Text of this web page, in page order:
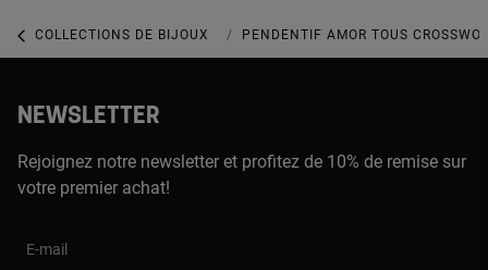
COLLECTIONS DE BIJOUX COLLECTION CROSSWORD
PENDENTIF AMOR TOUS
NEWSLETTER
Rejoignez notre newsletter et profitez de 10% de remise sur
votre premier achat!
E-mail